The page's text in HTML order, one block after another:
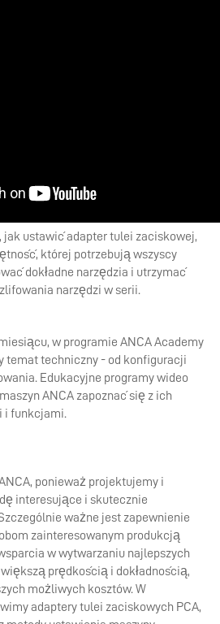
jak ustawić adapter tulei zaciskowej,
której potrzebują wszyscy
dokładne narzędzia i utrzymać
narzędzi w serii.
w programie ANCA Academy
temat techniczny - od konfiguracji
Edukacyjne programy wideo
ANCA zapoznać się z ich
i funkcjami.
ponieważ projektujemy i
interesujące i skutecznie
ważne jest zapewnienie
zainteresowanym produkcją
w wytwarzaniu najlepszych
prędkością i dokładnością,
możliwych kosztów. W
adaptery tulei zaciskowych PCA,